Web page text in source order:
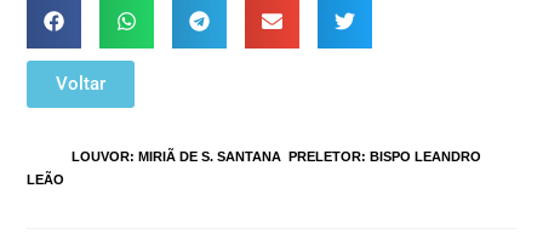
Voltar
:LOUVOR: MIRIÃ DE S. SANTANA PRELETOR: BISPO LEANDRO
LEÃO